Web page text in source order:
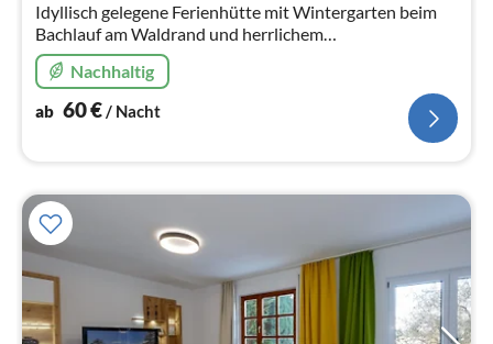
Idyllisch gelegene Ferienhütte mit Wintergarten beim
Bachlauf am Waldrand und herrlichem
Bergblick,Samstag bis Samstag einfach gehaltene
Hütte,für 2 Personen,kein Zaun!1 Parkplatz
Nachhaltig
ab 60€/ Nacht